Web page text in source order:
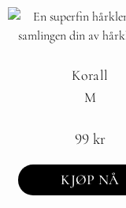
Korall
M
99 kr
KJØP NÅ